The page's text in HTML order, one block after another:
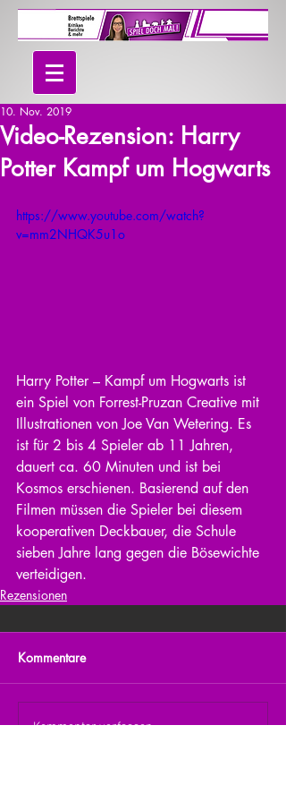
Video-Rezension: Harry
Potter Kampf um Hogwarts
10. Nov. 2019
https://www.youtube.com/watch?
v=mm2NHQK5u1o
Harry Potter – Kampf um Hogwarts ist
ein Spiel von Forrest-Pruzan Creative mit
Illustrationen von Joe Van Wetering. Es
ist für 2 bis 4 Spieler ab 11 Jahren,
dauert ca. 60 Minuten und ist bei
Kosmos erschienen. Basierend auf den
Filmen müssen die Spieler bei diesem
kooperativen Deckbauer, die Schule
sieben Jahre lang gegen die Bösewichte
verteidigen.
Rezensionen
Kommentare
Kommentar verfassen...